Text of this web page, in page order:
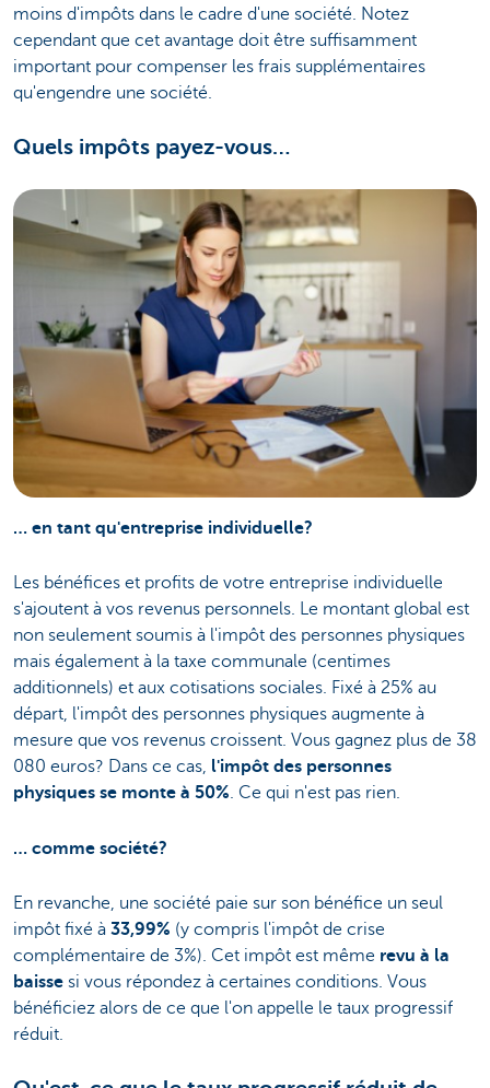
moins d'impôts dans le cadre d'une société. Notez
cependant que cet avantage doit être suffisamment
important pour compenser les frais supplémentaires
qu'engendre une société.
Quels impôts payez-vous…
… en tant qu'entreprise individuelle?
Les bénéfices et profits de votre entreprise individuelle
s'ajoutent à vos revenus personnels. Le montant global est
non seulement soumis à l'impôt des personnes physiques
mais également à la taxe communale (centimes
additionnels) et aux cotisations sociales. Fixé à 25% au
départ, l'impôt des personnes physiques augmente à
mesure que vos revenus croissent. Vous gagnez plus de 38
080 euros? Dans ce cas, l'impôt des personnes
physiques se monte à 50%. Ce qui n'est pas rien.
… comme société?
En revanche, une société paie sur son bénéfice un seul
impôt fixé à 33,99% (y compris l'impôt de crise
complémentaire de 3%). Cet impôt est même revu à la
baisse si vous répondez à certaines conditions. Vous
bénéficiez alors de ce que l'on appelle le taux progressif
réduit.